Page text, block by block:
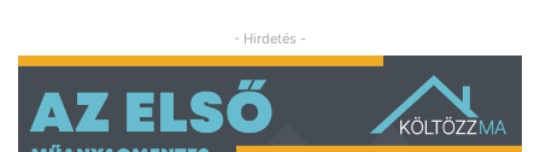
- Hirdetés -